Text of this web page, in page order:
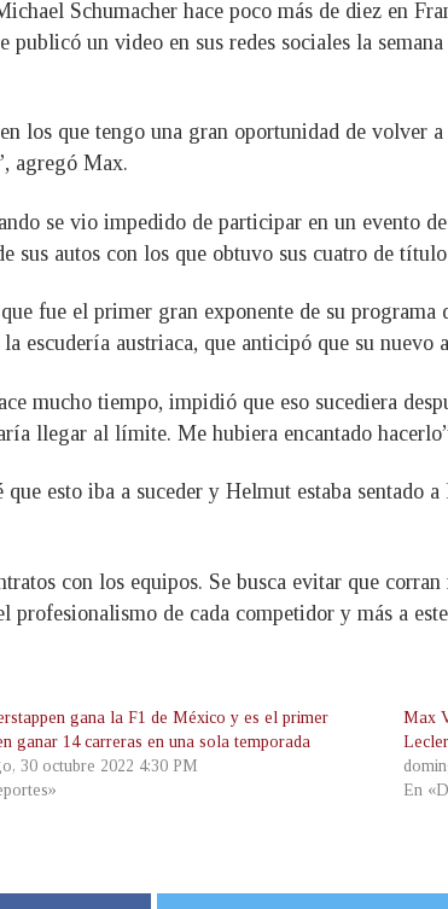
Schumacher hace poco más de diez en
un video en sus redes sociales la
los que tengo una gran oportunidad de volver
agregó Max.
se vio impedido de participar en un evento
sus autos con los que obtuvo sus cuatro de
fue el primer gran exponente de su
escudería austriaca, que anticipó que su nuevo
mucho tiempo, impidió que eso sucediera
llegar al límite. Me hubiera encantado
esto iba a suceder y Helmut estaba sentado
con los equipos. Se busca evitar que
de cada competidor y más a
gana la F1 de México y es el primer
ganar 14 carreras en una sola temporada
30 octubre 2022 4:30 PM
Max
En